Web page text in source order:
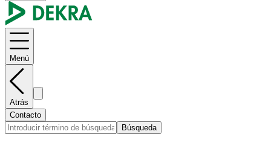
Menú
Atrás
Contacto
Búsqueda